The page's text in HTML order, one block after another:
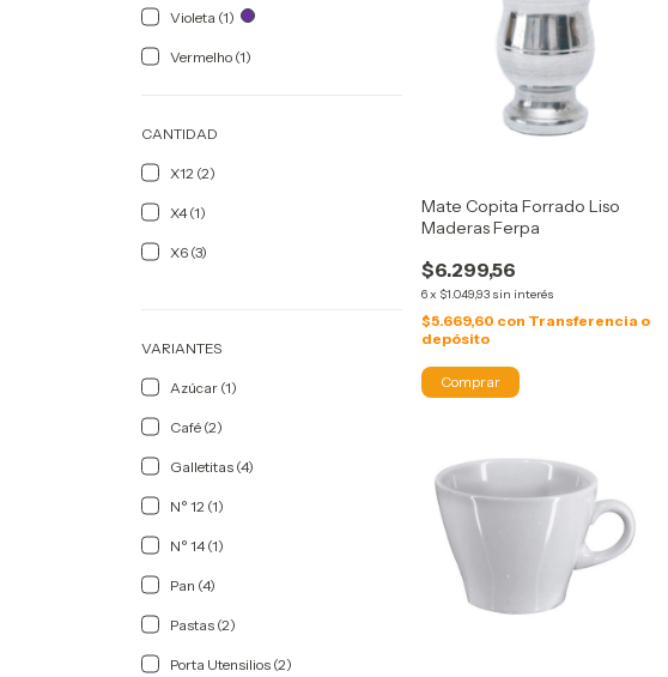
Violeta (1)
Vermelho (1)
CANTIDAD
X12 (2)
X4 (1)
X6 (3)
VARIANTES
Azúcar (1)
Café (2)
Galletitas (4)
N° 12 (1)
N° 14 (1)
Pan (4)
Pastas (2)
Porta Utensilios (2)
Mate Copita Forrado Liso
Maderas Ferpa
$6.299,56
6x $1.049,93 sin interés
$5.669,60 con Transferencia o
depósito